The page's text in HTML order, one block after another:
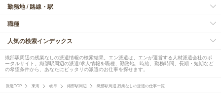
勤務地 / 路線・駅
職種
人気の検索インデックス
織部駅周辺の残業なしの派遣情報の検索結果。エン派遣は、エンが運営する人材派遣会社のポ
ータルサイト。織部駅周辺の派遣/求人情報を職種、勤務地、時給、勤務時間、長期・短期など
の希望条件から、あなたにピッタリの派遣のお仕事を探せます。
派遣TOP 東海 岐阜 織部駅周辺 織部駅周辺 残業なしの派遣の仕事一覧